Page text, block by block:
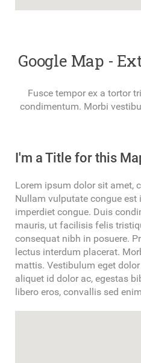
Google Map -
Fusce tempor ex a tortor
condimentum. Morbi
I'm a Title for this
Lorem ipsum dolor sit amet,
Nullam vulputate congue est
imperdiet congue. Duis
mauris, ut facilisis felis
consequat nibh in posuere.
lectus interdum placerat.
mattis. Vestibulum eget
aliquet id dolor ac, egestas
libero eros, convallis sed